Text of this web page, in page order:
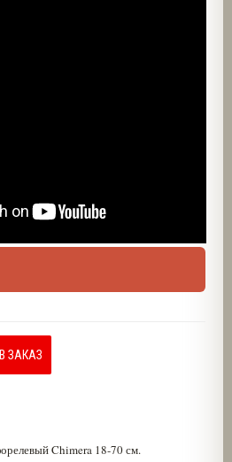
В ЗАКАЗ